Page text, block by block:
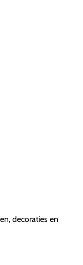
decoraties en